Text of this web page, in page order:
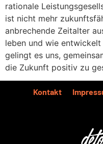
rationale
ist nicht mehr
anbrechende Zeitalter
leben und wie
gelingt es uns,
die Zukunft positiv zu
Kontakt